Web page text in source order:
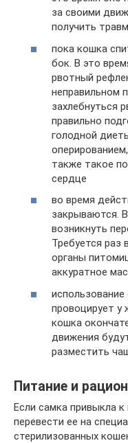
за своими
получить
пока кошка
бок. В это
рвотный
неправильном
захлебнуться
правильно
голодной
также такое
сердце
во время
закрываются.
возникнуть
Требуется раз
органы
аккуратное
провоцирует у
кошка
движения
разместить
Питание и
Если самка привыкла
перевести ее на
стерилизованных